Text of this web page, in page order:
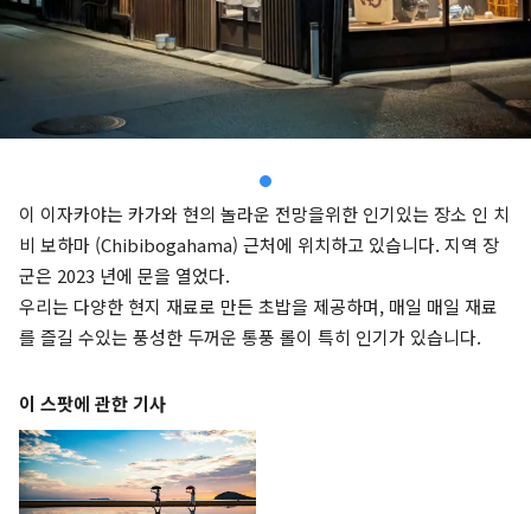
이 이자카야는 카가와 현의 놀라운 전망을위한 인기있는 장소 인 치
비 보하마 (Chibibogahama) 근처에 위치하고 있습니다. 지역 장
군은 2023 년에 문을 열었다.
우리는 다양한 현지 재료로 만든 초밥을 제공하며, 매일 매일 재료
를 즐길 수있는 풍성한 두꺼운 통풍 롤이 특히 인기가 있습니다.
이 스팟에 관한 기사